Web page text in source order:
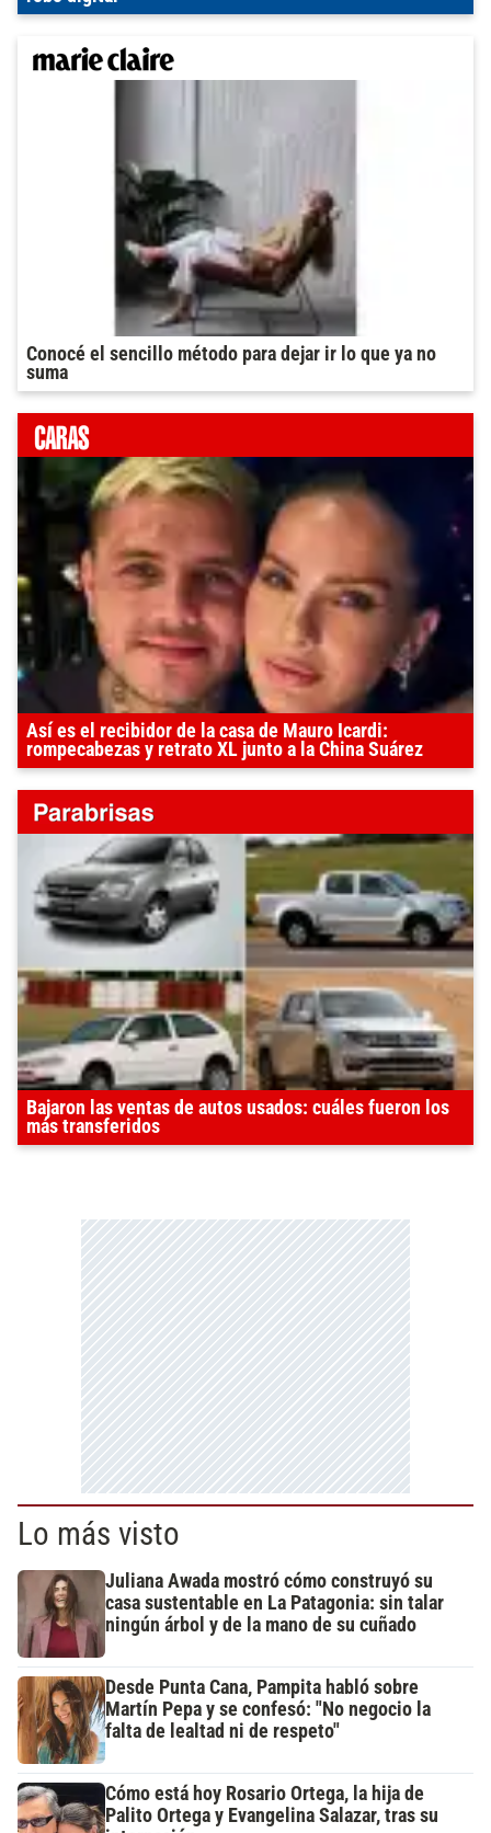
Conocé el sencillo método para dejar ir lo que ya no
suma
Así es el recibidor de la casa de Mauro Icardi:
rompecabezas y retrato XL junto a la China Suárez
Bajaron las ventas de autos usados: cuáles fueron los
más transferidos
Lo más visto
Juliana Awada mostró cómo construyó su
casa sustentable en La Patagonia: sin talar
ningún árbol y de la mano de su cuñado
Desde Punta Cana, Pampita habló sobre
Martín Pepa y se confesó: "No negocio la
falta de lealtad ni de respeto"
Cómo está hoy Rosario Ortega, la hija de
Palito Ortega y Evangelina Salazar, tras su